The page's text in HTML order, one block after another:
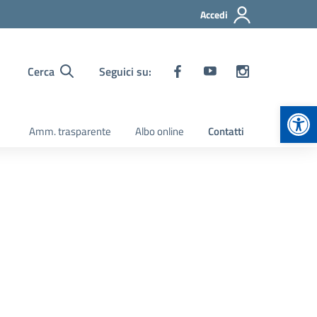
Accedi
Cerca Seguici su:
Amm. trasparente Albo online Contatti